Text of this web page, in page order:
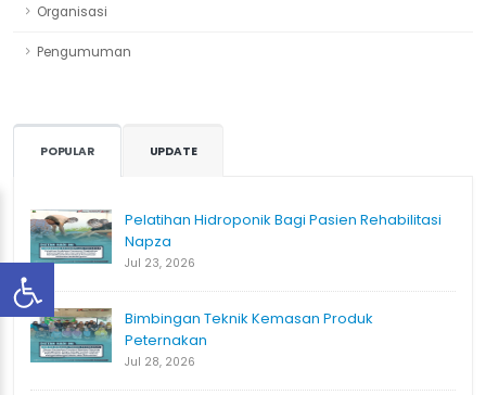
Organisasi
Pengumuman
POPULAR UPDATE
Pelatihan Hidroponik Bagi Pasien Rehabilitasi
Napza
Jul 23, 2026
Bimbingan Teknik Kemasan Produk
Peternakan
Jul 28, 2026